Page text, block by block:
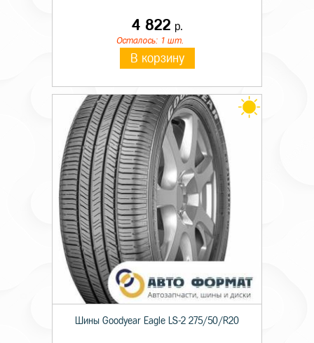
4 822 р.
Осталось: 1 шт.
В корзину
Шины Goodyear Eagle LS-2 275/50/R20